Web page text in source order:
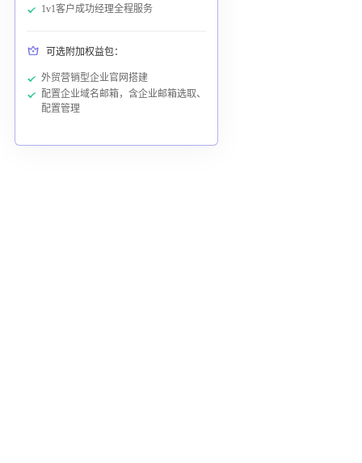
1v1客户成功经理全程服务
可选附加权益包：
外贸营销型企业官网搭建
配置企业域名邮箱，含企业邮箱选取、
配置管理